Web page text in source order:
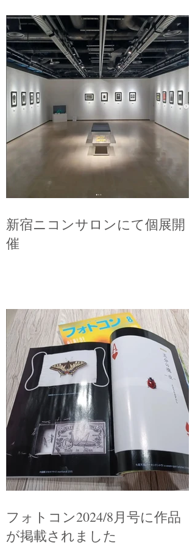
新宿ニコンサロンにて個展開
催
フォトコン2024/8月号に作品
が掲載されました